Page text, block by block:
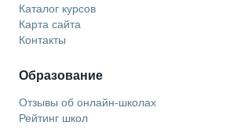
Каталог курсов
Карта сайта
Контакты
Образование
Отзывы об онлайн-школах
Рейтинг школ